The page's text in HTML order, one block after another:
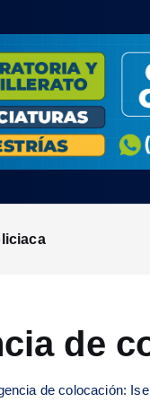
de
de colocación: